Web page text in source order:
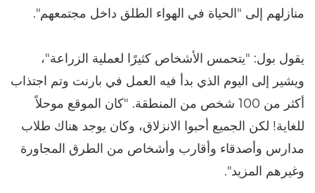
منازلهم إلى "الحياة في الهواء الطلق داخل مجتمعهم".
يقول بول: "يتحمس الأشخاص كثيرًا لعملية الزراعة"،
ويشير إلى اليوم الذي بدأ فيه العمل في بارنت وتم اجتذاب
أكثر من 100 شخص من المنطقة. "كان الموقع موحلاً
للغاية! لكن الجميع أحبوا الانزلاق، وكان يوجد هناك طلاب
مدارس وأصدقاء وأقارب وأشخاص من الطرق المجاورة
وغيرهم المزيد".